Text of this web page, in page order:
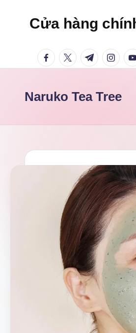
Cửa hàng
facebook.com
twitter.com
t.me
Naruko Tea Tree